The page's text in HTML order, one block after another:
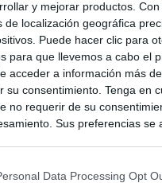
y mejorar productos.
de localización geográfica
Puede hacer clic para
para que llevemos a cabo el
acceder a información más
su consentimiento. Tenga en
no requerir de su
Sus preferencias
Data Processing Opt